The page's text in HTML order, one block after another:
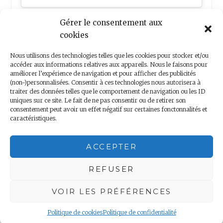
Gérer le consentement aux
cookies
Nous utilisons des technologies telles que les cookies pour stocker et/ou
accéder aux informations relatives aux appareils. Nous le faisons pour
améliorer l’expérience de navigation et pour afficher des publicités
(non-)personnalisées. Consentir à ces technologies nous autorisera à
traiter des données telles que le comportement de navigation ou les ID
uniques sur ce site. Le fait de ne pas consentir ou de retirer son
consentement peut avoir un effet négatif sur certaines fonctonnalités et
caractéristiques.
ACCEPTER
REFUSER
VOIR LES PRÉFÉRENCES
Politique de cookiesPolitique de confidentialité
Nous contacter
Proudly powered by WordPress|Theme: Anissa by